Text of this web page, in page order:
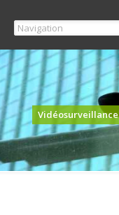
Vidéosurveillance